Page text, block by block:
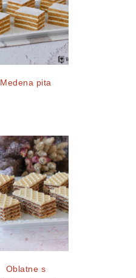
Medena pita
Oblatne s